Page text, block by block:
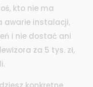
kto nie ma
awarie instalacji,
i nie dostać ani
za 5 tys. zł,